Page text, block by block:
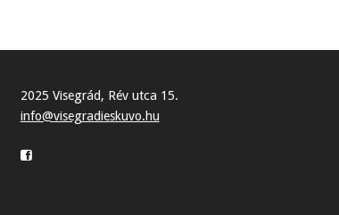
2025 Visegrád, Rév utca 15.
info@visegradieskuvo.hu